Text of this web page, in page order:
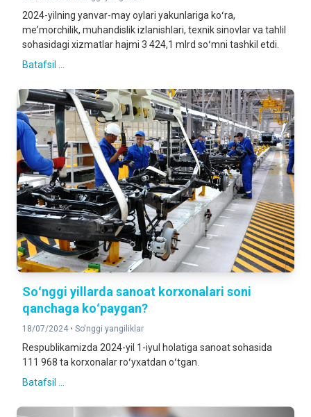
2024-yilning yanvar-may oylari yakunlariga koʻra,
meʼmorchilik, muhandislik izlanishlari, texnik sinovlar va tahlil
sohasidagi xizmatlar hajmi 3 424,1 mlrd soʻmni tashkil etdi.
Batafsil ...
Soʻnggi yillarda sanoat korxonalari soni
qanchaga koʻpaygan?
18/07/2024 • So'nggi yangiliklar
Respublikamizda 2024-yil 1-iyul holatiga sanoat sohasida
111 968 ta korxonalar roʻyxatdan oʻtgan.
Batafsil ...